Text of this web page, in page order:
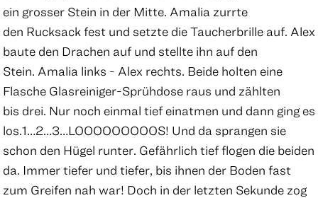
ein grosser Stein in der Mitte. Amalia zurrte
den Rucksack fest und setzte die Taucherbrille auf. Alex
baute den Drachen auf und stellte ihn auf den
Stein. Amalia links - Alex rechts. Beide holten eine
Flasche Glasreiniger-Sprühdose raus und zählten
bis drei. Nur noch einmal tief einatmen und dann ging es
los.1…2…3…LOOOOOOOOOS! Und da sprangen sie
schon den Hügel runter. Gefährlich tief flogen die beiden
da. Immer tiefer und tiefer, bis ihnen der Boden fast
zum Greifen nah war! Doch in der letzten Sekunde zog